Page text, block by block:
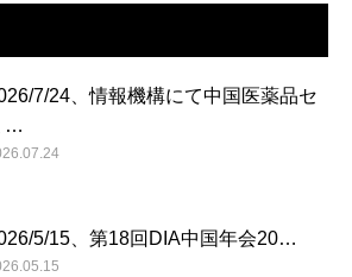
7/24、情報機構にて中国医薬品セ
…
5/15、第18回DIA中国年会20…